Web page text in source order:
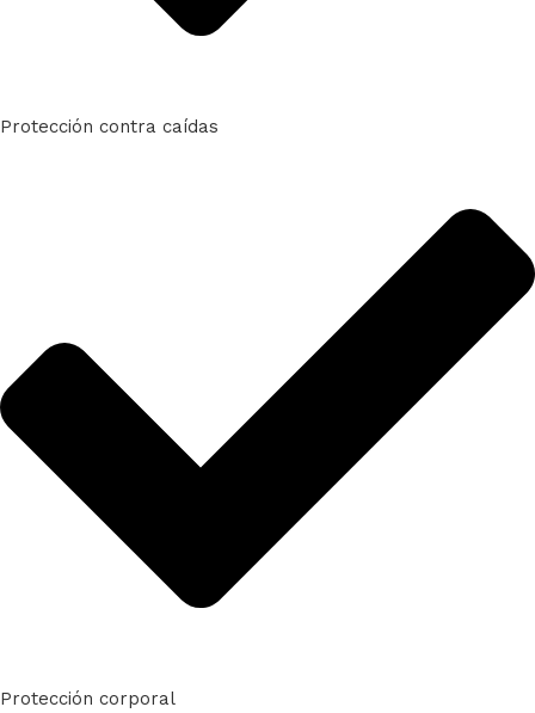
Protección contra caídas
Protección corporal